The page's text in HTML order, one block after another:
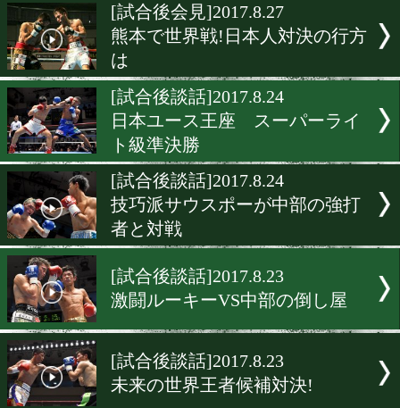
[試合後談話]2017.8.30
[試合後会見]2017.8.27
熊本で世界戦!日本人対決
は
[試合後談話]2017.8.24
ト級準決勝
[試合後談話]2017.8.24
技巧派サウスポーが中部の
者と対戦